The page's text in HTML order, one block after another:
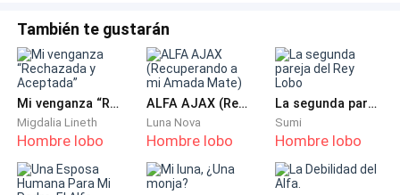
Si quería ganar dinero rápido y en mayor cantidad
debía buscar trabajo fuera de su país le aconsejo una
de las enfermeras al ver su rostro abatido.
- Hace poco un familiar emigro a Canadá y le ha ido
muy bien, te ayudare a contactar con ellos. – Le dijo
También te gustarán
Mi venganza “Rechazada y Aceptada”
Migdalia Lineth
Hombre lobo
ALFA AJAX (Recuperando a mi Amada Mate)
Luna Nova
Hombre lobo
La segunda pareja del Rey Lobo
Sumi
Hombre lobo